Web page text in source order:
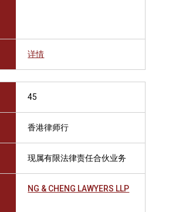
详情
45
香港律师行
现属有限法律责任合伙业务
NG & CHENG LAWYERS LLP